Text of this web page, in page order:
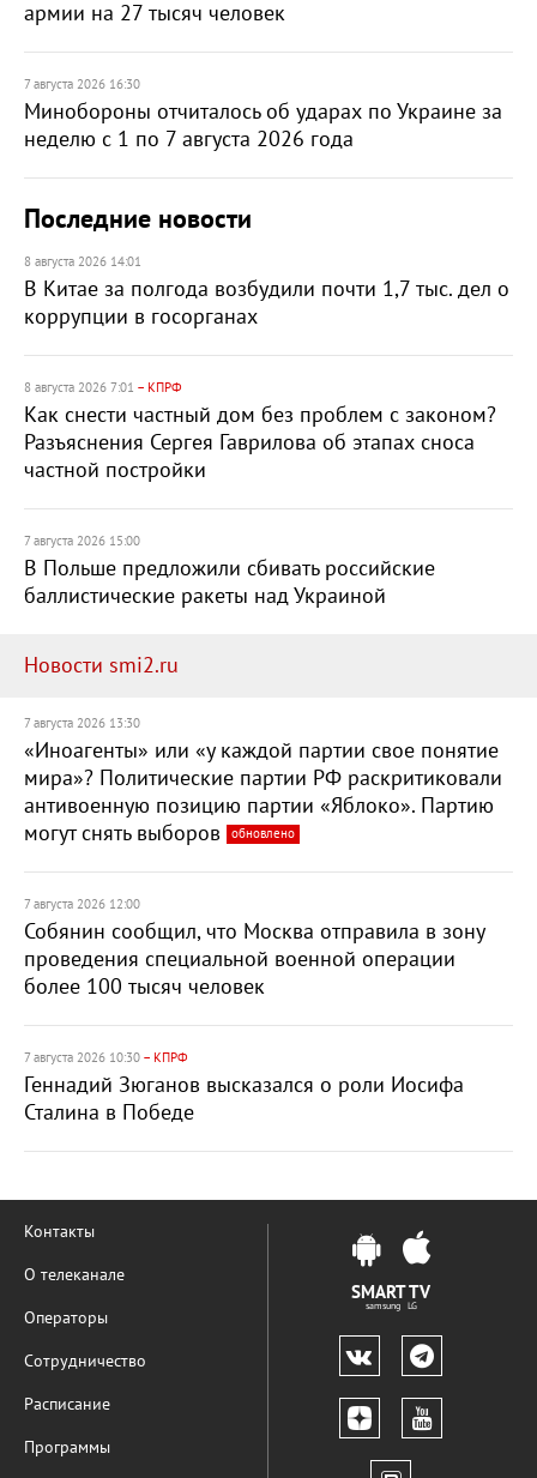
армии на 27 тысяч человек
7 августа 2026 16:30
Минобороны отчиталось об ударах по Украине за
неделю с 1 по 7 августа 2026 года
Последние новости
8 августа 2026 14:01
В Китае за полгода возбудили почти 1,7 тыс. дел о
коррупции в госорганах
8 августа 2026 7:01 – КПРФ
Как снести частный дом без проблем с законом?
Разъяснения Сергея Гаврилова об этапах сноса
частной постройки
7 августа 2026 15:00
В Польше предложили сбивать российские
баллистические ракеты над Украиной
Новости smi2.ru
7 августа 2026 13:30
«Иноагенты» или «у каждой партии свое понятие
мира»? Политические партии РФ раскритиковали
антивоенную позицию партии «Яблоко». Партию
могут снять выборов
обновлено
7 августа 2026 12:00
Собянин сообщил, что Москва отправила в зону
проведения специальной военной операции
более 100 тысяч человек
7 августа 2026 10:30 – КПРФ
Геннадий Зюганов высказался о роли Иосифа
Сталина в Победе
Контакты
О телеканале
Операторы
Сотрудничество
Расписание
Программы
SMART TV
samsung LG